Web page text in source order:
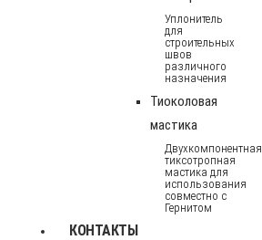
Уплонитель
для
строительных
швов
различного
назначения
Тиоколовая
мастика
Двухкомпонентная
тиксотропная
мастика для
использования
совместно с
Гернитом
КОНТАКТЫ